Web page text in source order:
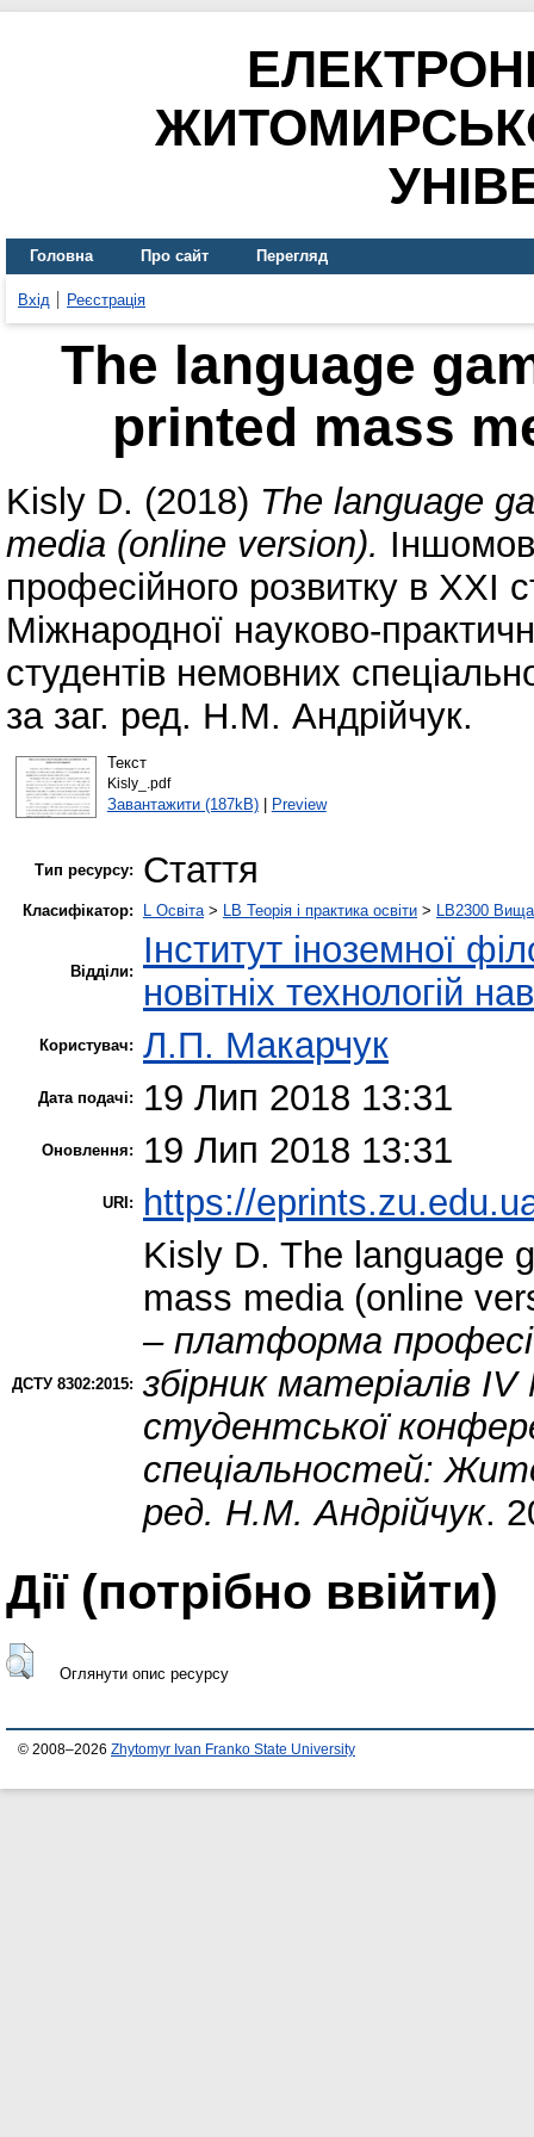
Головна Про сайт Перегляд
Вхід Реєстрація
The language
printed mass
Kisly D. (2018) The language
media (online version).
професійного розвитку в ХХІ
Міжнародної науково-
студентів немовних
за заг. ред. Н.М. Андрійчук.
Текст
Kisly_.pdf
Завантажити (187kB)| Preview
Тип ресурсу: Стаття
Класифікатор: L Освіта> LB Теорія і практика освіти > LB2300 Вища
Відділи:
Інститут іноземної
новітніх технологій
Користувач: Л.П. Макарчук
Дата подачі: 19 Лип 2018 13:31
Оновлення: 19 Лип 2018 13:31
URI: https://
ДСТУ 8302:2015:
Kisly D. The language
mass media (online
– платформа
збірник матеріалів
студентської
спеціальностей:
ред. Н.М. Андрійчук.
Дії ​​(потрібно ввійти)
Оглянути опис ресурсу
© 2008–2026 Zhytomyr Ivan Franko State University